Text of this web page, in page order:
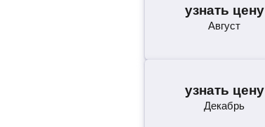
узнать цену
Август
узнать цену
Декабрь